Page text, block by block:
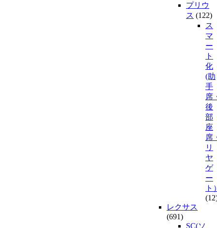
プリウ
ス (122)
ス
マ
ー
ト
化
(助
手
席
後
部
座
席
リ
ヤ
ゲ
ー
ト
レクサス
(691)
SC(ソ